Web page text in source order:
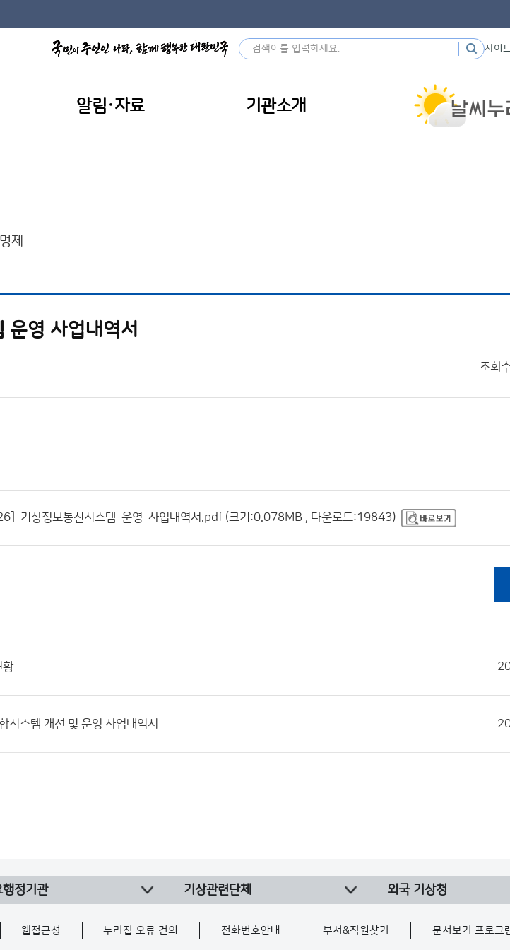
사이
알림·자료 기관소개
제
영 사업내역서
조회
기상정보통신시스템_운영_사업내역서.pdf (크기:0.078MB , 다운로드:19843)
황
시스템 개선 및 운영 사업내역서
행정기관 기상관련단체 외국 기상청
웹접근성 누리집 오류 건의 전화번호안내 부서&직원찾기 문서보기 프로그